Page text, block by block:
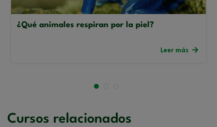
¿Qué animales respiran por la piel?
Leer más
Cursos relacionados